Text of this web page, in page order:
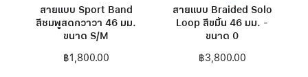
สายแบบ Sport Band
สีชมพูสดกวาวา 46 มม.
ขนาด S/M
฿1,800.00
สายแบบ Braided Solo
Loop สีขมิ้น 46 มม. -
ขนาด 0
฿3,800.00